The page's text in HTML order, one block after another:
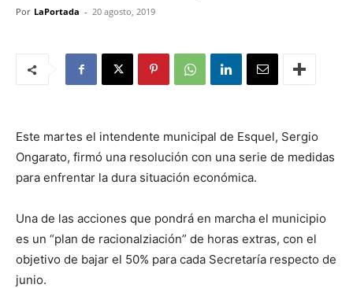
Por LaPortada - 20 agosto, 2019
Este martes el intendente municipal de Esquel, Sergio
Ongarato, firmó una resolución con una serie de medidas
para enfrentar la dura situación económica.
Una de las acciones que pondrá en marcha el municipio
es un “plan de racionalziación” de horas extras, con el
objetivo de bajar el 50% para cada Secretaría respecto de
junio.